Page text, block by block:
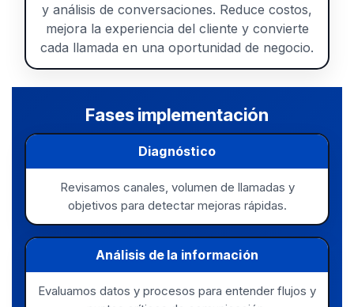
y análisis de conversaciones. Reduce costos,
mejora la experiencia del cliente y convierte
cada llamada en una oportunidad de negocio.
Fases implementación
Diagnóstico
Revisamos canales, volumen de llamadas y
objetivos para detectar mejoras rápidas.
Análisis de la información
Evaluamos datos y procesos para entender flujos y